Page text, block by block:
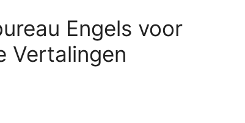
Engels voor
Vertalingen